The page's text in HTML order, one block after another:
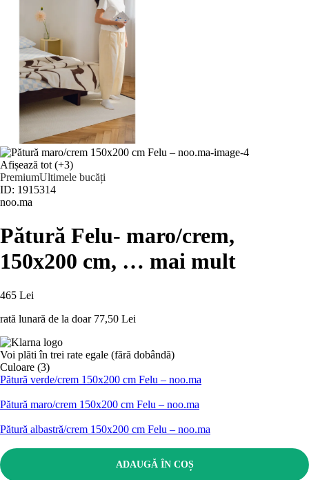
Afișează tot (+3)
PremiumUltimele bucăți
ID: 1915314
noo.ma
Pătură Felu- maro/crem,
150x200 cm, … mai mult
465 Lei
rată lunară de la doar 77,50 Lei
Voi plăti în trei rate egale (fără dobândă)
Culoare (3)
Pătură verde/crem 150x200 cm Felu – noo.ma
Pătură maro/crem 150x200 cm Felu – noo.ma
Pătură albastră/crem 150x200 cm Felu – noo.ma
ADAUGĂ ÎN COȘ